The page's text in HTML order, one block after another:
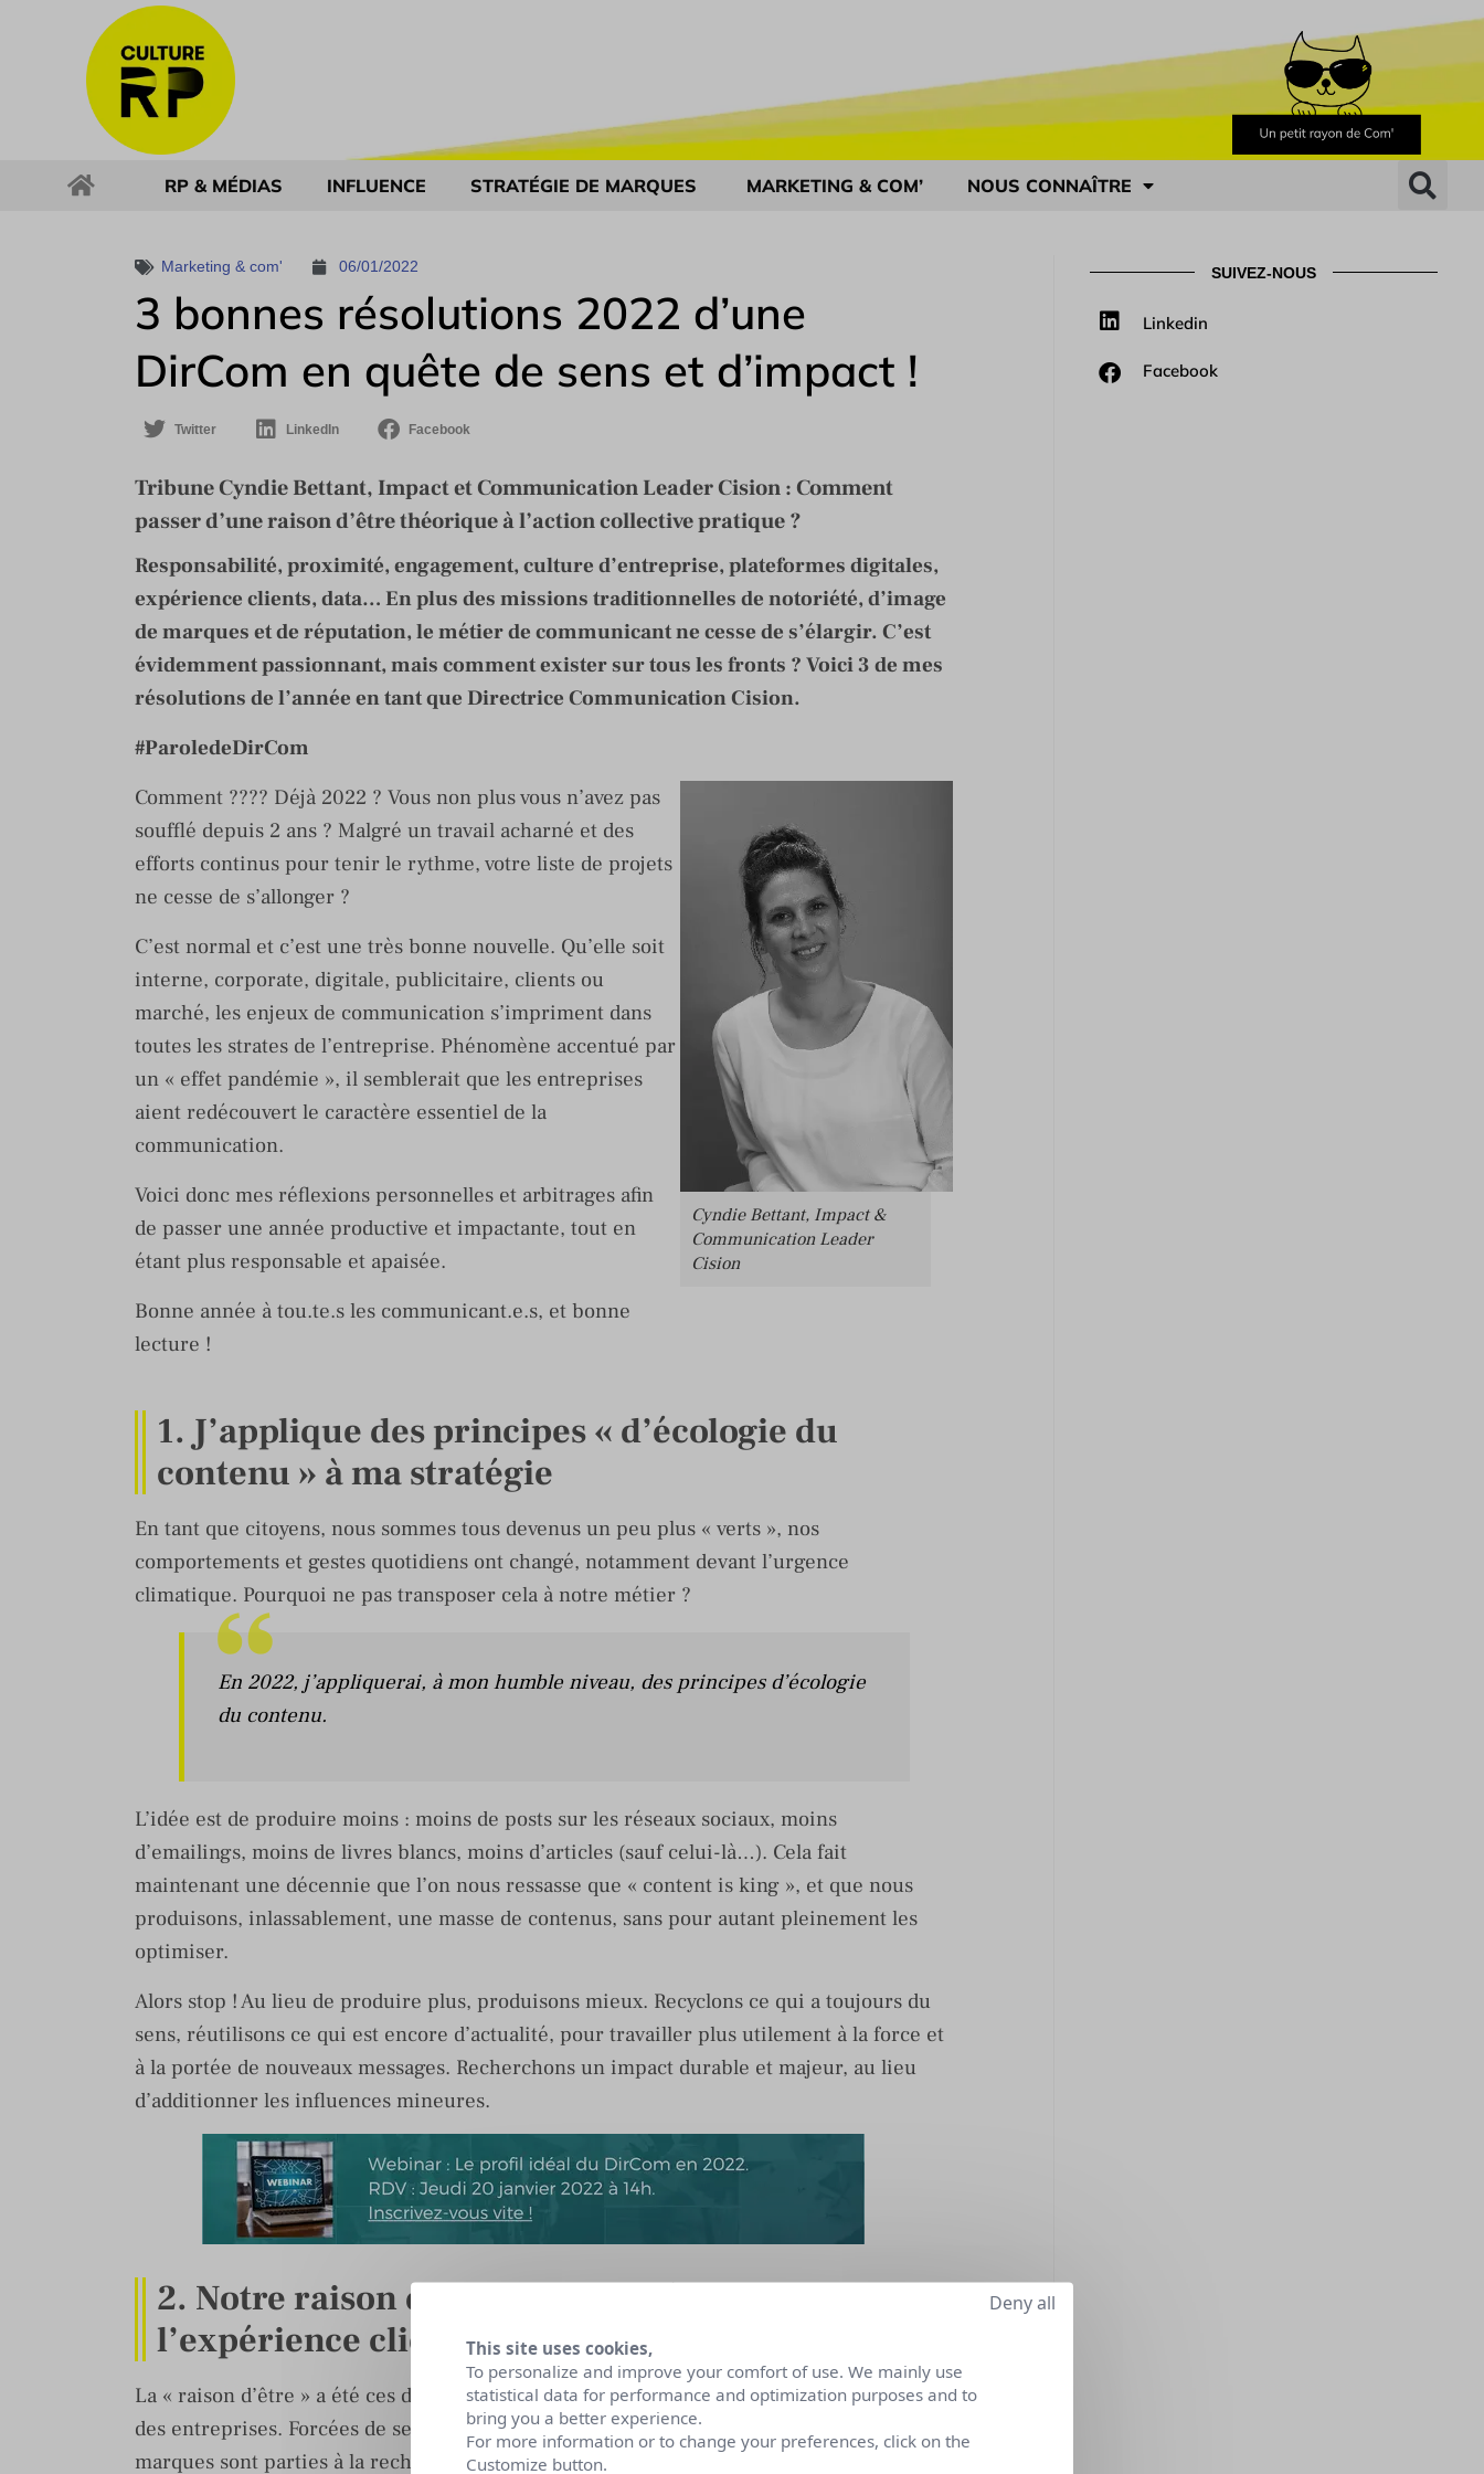
RP & MÉDIAS INFLUENCE STRATÉGIE DE MARQUES MARKETING & COM’ NOUS CONNAÎTRE
Marketing & com' 06/01/2022
3 bonnes résolutions 2022 d’une
DirCom en quête de sens et d’impact !
Twitter LinkedIn Facebook
Tribune Cyndie Bettant, Impact et Communication Leader Cision : Comment
passer d’une raison d’être théorique à l’action collective pratique ?
Responsabilité, proximité, engagement, culture d’entreprise, plateformes digitales,
expérience clients, data… En plus des missions traditionnelles de notoriété, d’image
de marques et de réputation, le métier de communicant ne cesse de s’élargir. C’est
évidemment passionnant, mais comment exister sur tous les fronts ? Voici 3 de mes
résolutions de l’année en tant que Directrice Communication Cision.
#ParoledeDirCom
Comment ???? Déjà 2022 ? Vous non plus vous n’avez pas
soufflé depuis 2 ans ? Malgré un travail acharné et des
efforts continus pour tenir le rythme, votre liste de projets
ne cesse de s’allonger ?
C’est normal et c’est une très bonne nouvelle. Qu’elle soit
interne, corporate, digitale, publicitaire, clients ou
marché, les enjeux de communication s’impriment dans
toutes les strates de l’entreprise. Phénomène accentué par
un « effet pandémie », il semblerait que les entreprises
aient redécouvert le caractère essentiel de la
communication.
Voici donc mes réflexions personnelles et arbitrages afin
de passer une année productive et impactante, tout en
étant plus responsable et apaisée.
Bonne année à tou.te.s les communicant.e.s, et bonne
lecture !
Cyndie Bettant, Impact &
Communication Leader
Cision
1. J’applique des principes « d’écologie du
contenu » à ma stratégie
En tant que citoyens, nous sommes tous devenus un peu plus « verts », nos
comportements et gestes quotidiens ont changé, notamment devant l’urgence
climatique. Pourquoi ne pas transposer cela à notre métier ?
En 2022, j’appliquerai, à mon humble niveau, des principes d’écologie
du contenu.
L’idée est de produire moins : moins de posts sur les réseaux sociaux, moins
d’emailings, moins de livres blancs, moins d’articles (sauf celui-là…). Cela fait
maintenant une décennie que l’on nous ressasse que « content is king », et que nous
produisons, inlassablement, une masse de contenus, sans pour autant pleinement les
optimiser.
Alors stop ! Au lieu de produire plus, produisons mieux. Recyclons ce qui a toujours du
sens, réutilisons ce qui est encore d’actualité, pour travailler plus utilement à la force et
à la portée de nouveaux messages. Recherchons un impact durable et majeur, au lieu
d’additionner les influences mineures.
2. Notre raison d’être doit imprégner
l’expérience clients
La « raison d’être » a été ces dernières années, et est plus que jamais, un sujet majeur
des entreprises. Forcées de se réinventer pour être plus audibles, de nombreuses
marques sont parties à la recherche de ce qui faisait leur utilité réelle et leur unicité,
SUIVEZ-NOUS
Linkedin
Facebook
This site uses cookies,
To personalize and improve your comfort of use. We mainly use
statistical data for performance and optimization purposes and to
bring you a better experience.
For more information or to change your preferences, click on the
Customize button.
Deny all